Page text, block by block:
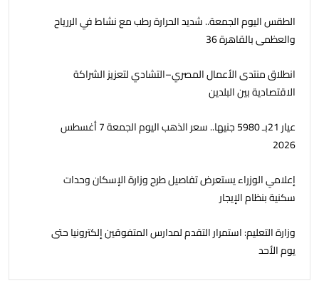
الطقس اليوم الجمعة.. شديد الحرارة رطب مع نشاط في الررياح
والعظمى بالقاهرة 36
انطلاق منتدى الأعمال المصري–التشادي لتعزيز الشراكة
الاقتصادية بين البلدين
عيار 21بـ 5980 جنيها.. سعر الذهب اليوم الجمعة 7 أغسطس
2026
إعلامي الوزراء يستعرض تفاصيل طرح وزارة الإسكان وحدات
سكنية بنظام الإيجار
وزارة التعليم: استمرار التقدم لمدارس المتفوقين إلكترونيا حتى
يوم الأحد